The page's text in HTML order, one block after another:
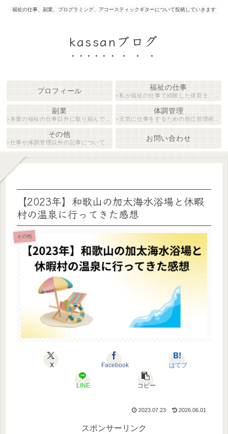
福祉の仕事、副業、プログラミング、アコースティックギターについて投稿していきます
kassanブログ
プロフィール 福祉の仕事
私が福祉の仕事で経験した保育士、障がい者生活支援員について紹介します。
副業
本業の福祉の仕事以外に取り組んでいる仕事について紹介します。
体調管理
元気に仕事をするための自己管理術について説明します。
その他
仕事や体調管理以外の記事について執筆しています。
お問い合わせ
【2023年】和歌山の加太海水浴場と休暇
村の温泉に行ってきた感想
その他
X Facebook はてブ
LINE コピー
2023.07.23 2026.06.01
スポンサーリンク